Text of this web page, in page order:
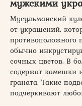
мужскими
Мусульманский
от украшений,
противоположного
обычно
сочных цветов. В
содержат камешки
граната. Такие
подчеркивают